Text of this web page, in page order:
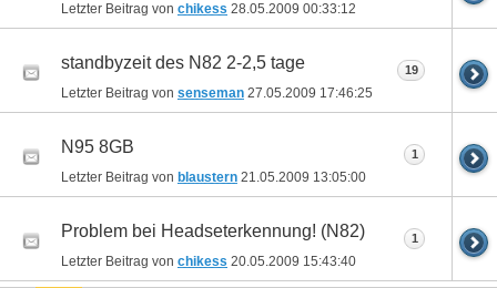
Letzter Beitrag von chikess 28.05.2009 00:33:12
standbyzeit des N82 2-2,5 tage
Letzter Beitrag von senseman 27.05.2009 17:46:25
19
N95 8GB
Letzter Beitrag von blaustern 21.05.2009 13:05:00
1
Problem bei Headseterkennung! (N82)
Letzter Beitrag von chikess 20.05.2009 15:43:40
1